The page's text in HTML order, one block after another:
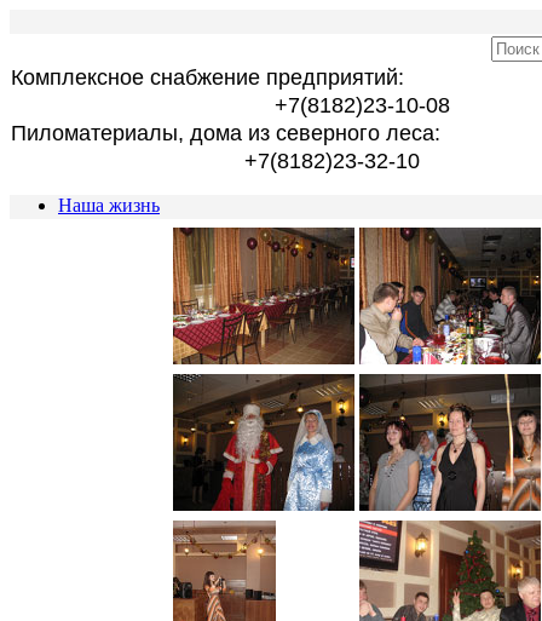
Комплексное снабжение предприятий:
+7(8182)23-10-08
Пиломатериалы, дома из северного леса:
+7(8182)23-32-10
Наша жизнь